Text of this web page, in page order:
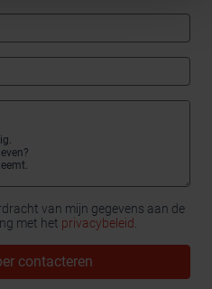
van mijn gegevens aan de
met het privacybeleid.
contacteren